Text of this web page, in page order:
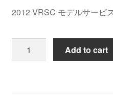
2012 VRSC モデルサービ
2012
Add to cart